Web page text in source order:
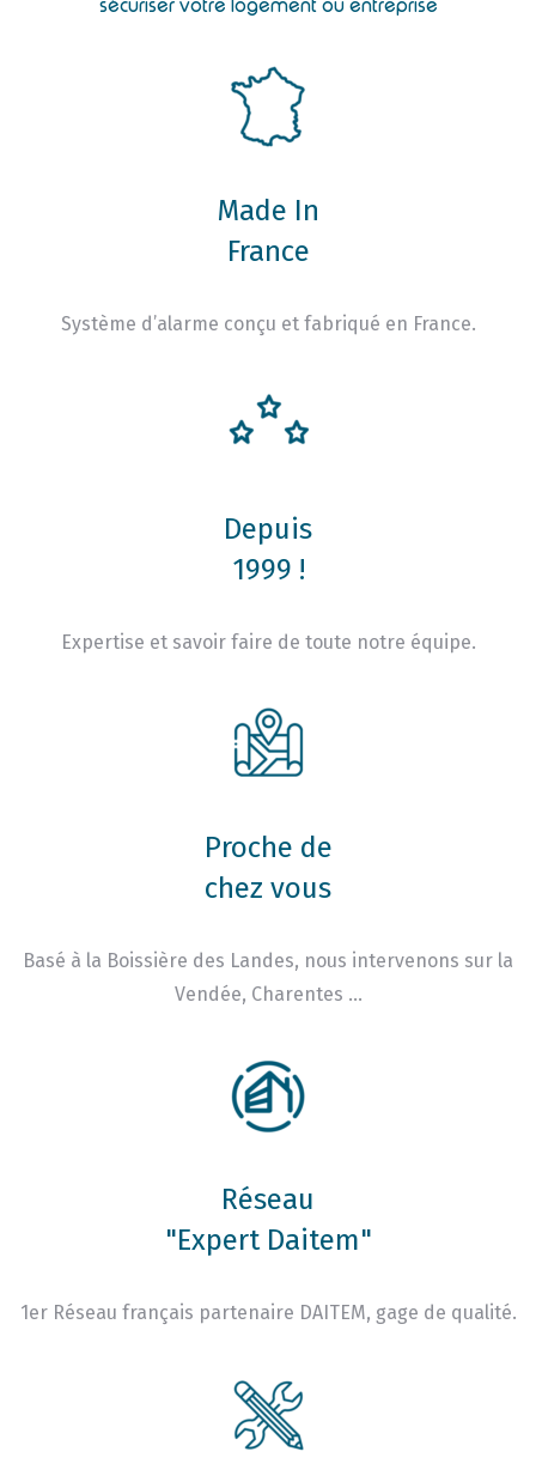
sécuriser votre logement ou entreprise
Made In
France
Système d’alarme conçu et fabriqué en France.
Depuis
1999 !
Expertise et savoir faire de toute notre équipe.
Proche de
chez vous
Basé à la Boissière des Landes, nous intervenons sur la
Vendée, Charentes …
Réseau
"Expert Daitem"
1er Réseau français partenaire DAITEM, gage de qualité.